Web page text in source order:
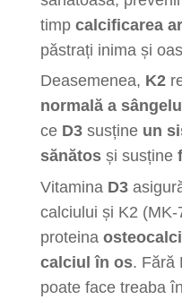
timp calcificarea
păstrați inima și
Deasemenea, K2
normală a
ce D3 susține un
sănătos și susține
Vitamina D3
calciului și K2 (MK-
proteina
calciul în os. Fără
poate face treaba